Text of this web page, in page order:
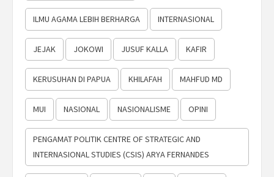
ILMU AGAMA LEBIH BERHARGA INTERNASIONAL
JEJAK JOKOWI JUSUF KALLA KAFIR
KERUSUHAN DI PAPUA KHILAFAH MAHFUD MD
MUI NASIONAL NASIONALISME OPINI
PENGAMAT POLITIK CENTRE OF STRATEGIC AND
INTERNASIONAL STUDIES (CSIS) ARYA FERNANDES